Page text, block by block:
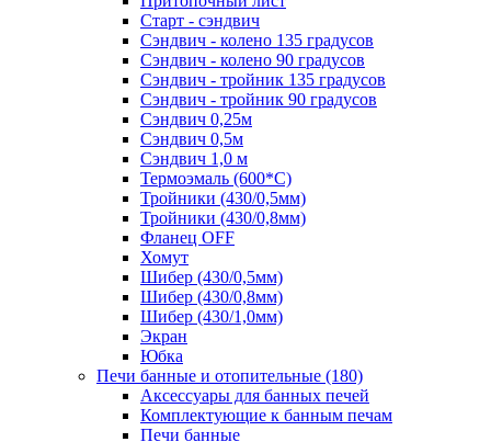
Старт - сэндвич
Сэндвич - колено 135 градусов
Сэндвич - колено 90 градусов
Сэндвич - тройник 135 градусов
Сэндвич - тройник 90 градусов
Сэндвич 0,25м
Сэндвич 0,5м
Сэндвич 1,0 м
Термоэмаль (600*С)
Тройники (430/0,5мм)
Тройники (430/0,8мм)
Фланец OFF
Хомут
Шибер (430/0,5мм)
Шибер (430/0,8мм)
Шибер (430/1,0мм)
Экран
Юбка
Печи банные и отопительные (180)
Аксессуары для банных печей
Комплектующие к банным печам
Печи банные